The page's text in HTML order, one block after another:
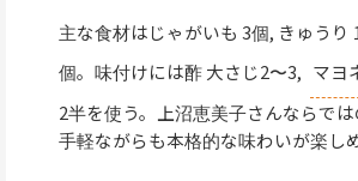
主な食材はじゃがいも 3個, きゅうり
個。味付けには酢 大さじ2〜3, マヨ
2半を使う。上沼恵美子さんならでは
手軽ながらも本格的な味わいが楽しめ